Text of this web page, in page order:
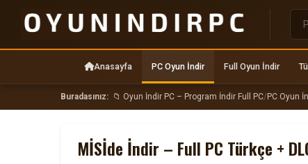
Anasayfa PC Oyun İndir Full Oyun İndir
Buradasınız: 📁 Oyun İndir PC – Program İndir Full PC/PC Oyun
MİSİde İndir – Full PC Türkçe +